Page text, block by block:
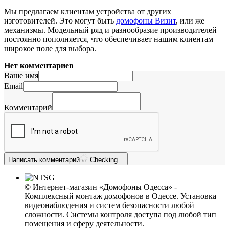
Мы предлагаем клиентам устройства от других
изготовителей. Это могут быть домофоны Визит, или же
механизмы. Модельный ряд и разнообразие производителей
постоянно пополняется, что обеспечивает нашим клиентам
широкое поле для выбора.
Нет комментариев
Ваше имя
Email
Комментарий
Написать комментарий Checking...
© Интернет-магазин «Домофоны Одесса» -
Комплексный монтаж домофонов в Одессе. Установка
видеонаблюдения и систем безопасности любой
сложности. Системы контроля доступа под любой тип
помещения и сферу деятельности.